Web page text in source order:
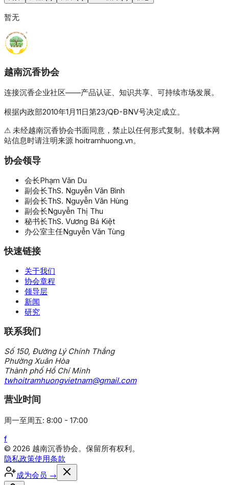
暂无
越南沉香协会
连接沉香企业社区——产品认证、知识共享、可持续市场发展。
根据内政部2010年1月11日第23/QĐ-BNV号决定成立。
⚠ 未经越南沉香协会书面同意，禁止以任何形式复制。转载本网
站信息时请注明来源 hoitramhuong.vn。
协会领导
会长Phạm Văn Du
副会长ThS. Nguyễn Văn Bình
副会长ThS. Nguyễn Văn Hùng
副会长Nguyễn Thị Thu
秘书长ThS. Vương Bá Kiệt
办公室主任Nguyễn Văn Tùng
快速链接
关于我们
协会章程
领导层
新闻
研究
联系我们
Số 150, Đường Lý Chính Thắng
Phường Xuân Hòa
Thành phố Hồ Chí Minh
twhoitramhuongvietnam@gmail.com
营业时间
周一至周五: 8:00 - 17:00
f
© 2026 越南沉香协会。保留所有权利。
隐私政策使用条款
成为会员 →